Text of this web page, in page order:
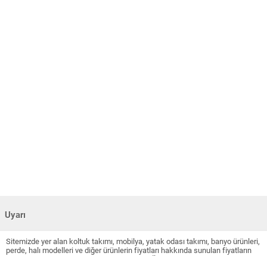
Uyarı
Sitemizde yer alan koltuk takımı, mobilya, yatak odası takımı, banyo ürünleri,
perde, halı modelleri ve diğer ürünlerin fiyatları hakkında sunulan fiyatların